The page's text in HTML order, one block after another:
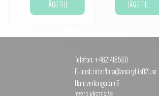
LÄGG TILL LÄGG TILL
Telefon: +4621418560
E-post: interflora@amaryllis021.se
Hantverkargatan 9